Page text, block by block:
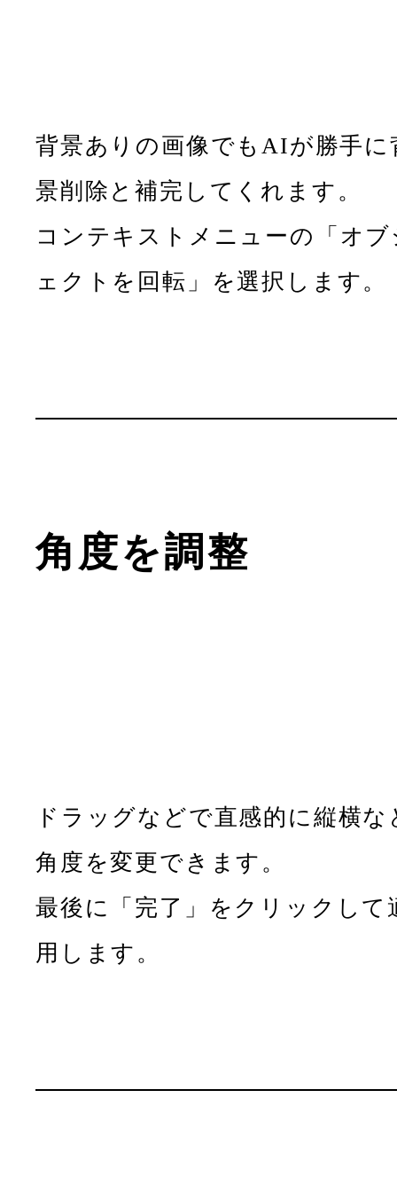
背景ありの画像でもAIが勝手に
景削除と補完してくれます。
コンテキストメニューの「オブ
ェクトを回転」を選択します。
角度を調整
ドラッグなどで直感的に縦横な
角度を変更できます。
最後に「完了」をクリックして
用します。